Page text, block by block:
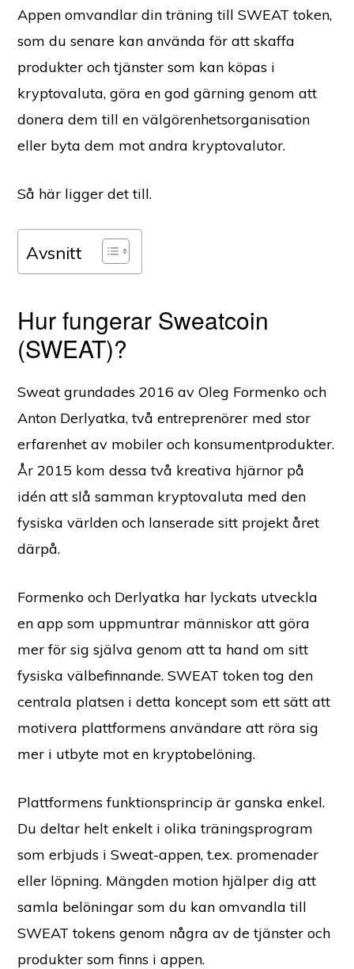
Appen omvandlar din träning till SWEAT token,
som du senare kan använda för att skaffa
produkter och tjänster som kan köpas i
kryptovaluta, göra en god gärning genom att
donera dem till en välgörenhetsorganisation
eller byta dem mot andra kryptovalutor.
Så här ligger det till.
Avsnitt
Hur fungerar Sweatcoin
(SWEAT)?
Sweat grundades 2016 av Oleg Formenko och
Anton Derlyatka, två entreprenörer med stor
erfarenhet av mobiler och konsumentprodukter.
År 2015 kom dessa två kreativa hjärnor på
idén att slå samman kryptovaluta med den
fysiska världen och lanserade sitt projekt året
därpå.
Formenko och Derlyatka har lyckats utveckla
en app som uppmuntrar människor att göra
mer för sig själva genom att ta hand om sitt
fysiska välbefinnande. SWEAT token tog den
centrala platsen i detta koncept som ett sätt att
motivera plattformens användare att röra sig
mer i utbyte mot en kryptobelöning.
Plattformens funktionsprincip är ganska enkel.
Du deltar helt enkelt i olika träningsprogram
som erbjuds i Sweat-appen, t.ex. promenader
eller löpning. Mängden motion hjälper dig att
samla belöningar som du kan omvandla till
SWEAT tokens genom några av de tjänster och
produkter som finns i appen.